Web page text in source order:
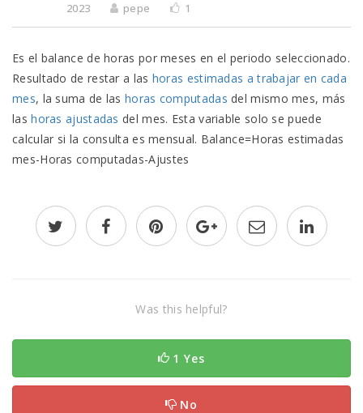
2023
pepe 1
Es el balance de horas por meses en el periodo seleccionado.
Resultado de restar a las horas estimadas a trabajar en cada
mes, la suma de lashoras computadas del mismo mes, más
lashoras ajustadas del mes. Esta variable solo se puede
calcular si la consulta es mensual. Balance=Horas estimadas
mes-Horas computadas-Ajustes
Was this helpful?
1 Yes
No